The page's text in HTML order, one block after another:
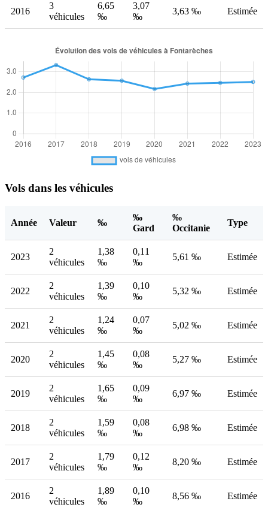
2016
3
véhicules
6,65
‰
3,07
‰
3,63 ‰ Estimée
Vols dans les véhicules
Année Valeur ‰
‰
Gard
‰
Occitanie
Type
2023
2
véhicules
1,38
‰
0,11
‰
5,61 ‰ Estimée
2022
2
véhicules
1,39
‰
0,10
‰
5,32 ‰ Estimée
2021
2
véhicules
1,24
‰
0,07
‰
5,02 ‰ Estimée
2020
2
véhicules
1,45
‰
0,08
‰
5,27 ‰ Estimée
2019
2
véhicules
1,65
‰
0,09
‰
6,97 ‰ Estimée
2018
2
véhicules
1,59
‰
0,08
‰
6,98 ‰ Estimée
2017
2
véhicules
1,79
‰
0,12
‰
8,20 ‰ Estimée
2016
2
véhicules
1,89
‰
0,10
‰
8,56 ‰ Estimée